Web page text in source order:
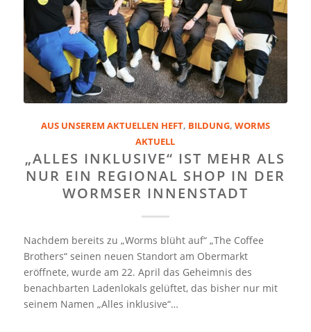
AUS UNSEREM AKTUELLEN HEFT, BILDUNG, WORMS
AKTUELL
„ALLES INKLUSIVE“ IST MEHR ALS
NUR EIN REGIONAL SHOP IN DER
WORMSER INNENSTADT
Nachdem bereits zu „Worms blüht auf“ „The Coffee
Brothers“ seinen neuen Standort am Obermarkt
eröffnete, wurde am 22. April das Geheimnis des
benachbarten Ladenlokals gelüftet, das bisher nur mit
seinem Namen „Alles inklusive“…